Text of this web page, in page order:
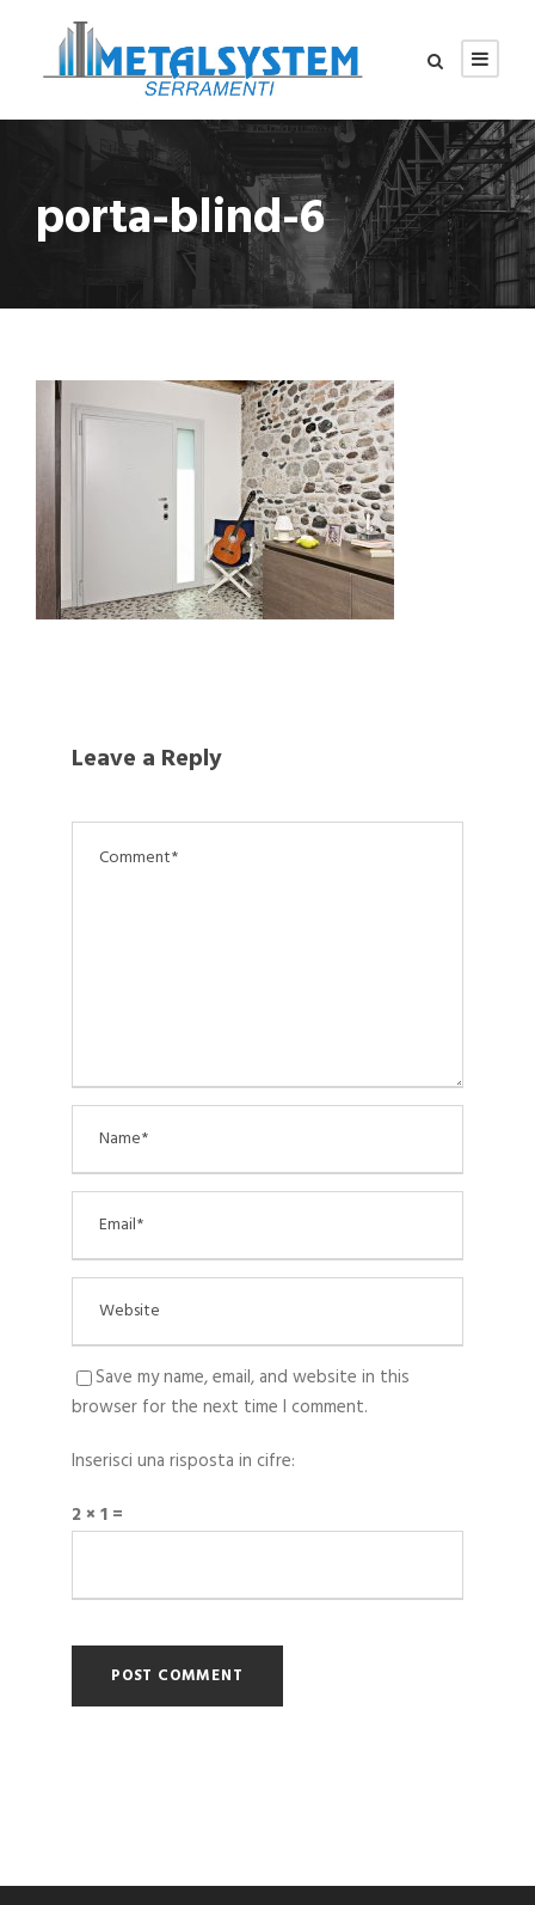
porta-blind-6
Leave a Reply
Save my name, email, and website in this
browser for the next time I comment.
Inserisci una risposta in cifre:
2 × 1 =